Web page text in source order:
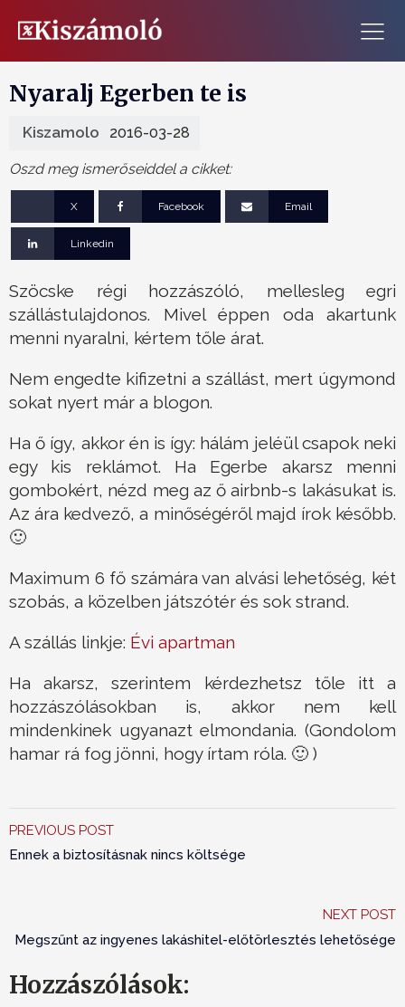
Nyaralj Egerben te is
Kiszamolo 2016-03-28
Oszd meg ismerőseiddel a cikket:
X Facebook Email
Linkedin
Szöcske régi hozzászóló, mellesleg egri
szállástulajdonos. Mivel éppen oda akartunk
menni nyaralni, kértem tőle árat.
Nem engedte kifizetni a szállást, mert úgymond
sokat nyert már a blogon.
Ha ő így, akkor én is így: hálám jeléül csapok neki
egy kis reklámot. Ha Egerbe akarsz menni
gombokért, nézd meg az ő airbnb-s lakásukat is.
Az ára kedvező, a minőségéről majd írok később.
🙂
Maximum 6 fő számára van alvási lehetőség, két
szobás, a közelben játszótér és sok strand.
A szállás linkje: Évi apartman
Ha akarsz, szerintem kérdezhetsz tőle itt a
hozzászólásokban is, akkor nem kell
mindenkinek ugyanazt elmondania. (Gondolom
hamar rá fog jönni, hogy írtam róla. 🙂 )
PREVIOUS POST
Ennek a biztosításnak nincs költsége
NEXT POST
Megszűnt az ingyenes lakáshitel-előtörlesztés lehetősége
Hozzászólások: